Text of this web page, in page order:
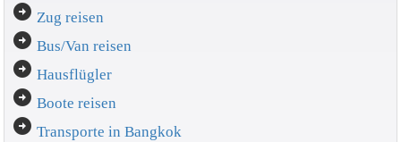
arrow_circle_right Zug reisen
arrow_circle_right Bus/Van reisen
arrow_circle_right Hausflügler
arrow_circle_right Boote reisen
arrow_circle_right Transporte in Bangkok